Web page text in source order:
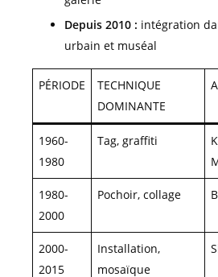
Depuis 2010 : intégration
urbain et muséal
PÉRIODE
TECHNIQUE
DOMINANTE
1960-
1980
Tag, graffiti
1980-
2000
Pochoir, collage
2000-
2015
Installation,
mosaïque